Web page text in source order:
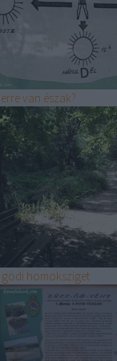
van észak?
gödi homoksziget